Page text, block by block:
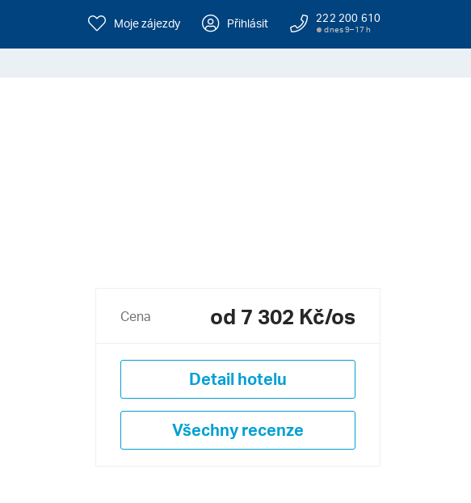
Moje zájezdy Přihlásit 222 200 610
dnes 9–17 h
Cena od 7 302 Kč/os
Detail hotelu
Všechny recenze